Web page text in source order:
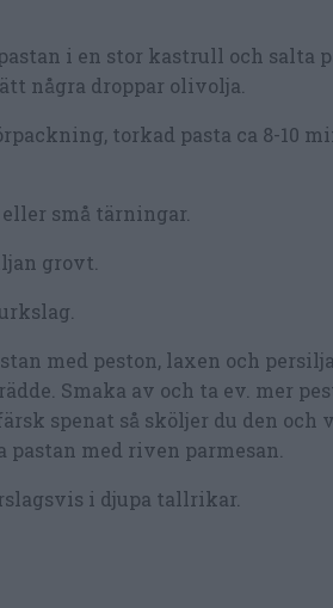
i en stor kastrull och salta
några droppar olivolja.
torkad pasta ca 8-10
små tärningar.
grovt.
med peston, laxen och
Smaka av och ta ev. mer
spenat så sköljer du den och
pastan med riven parmesan.
i djupa tallrikar.